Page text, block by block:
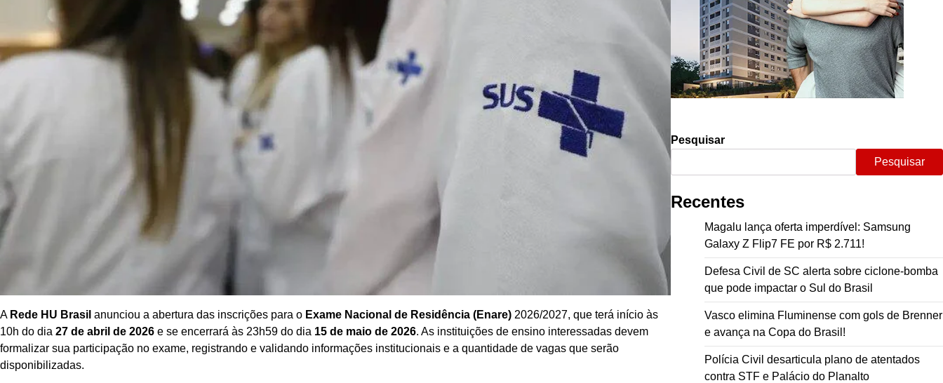
A Rede HU Brasil anunciou a abertura das inscrições para o Exame Nacional de Residência (Enare) 2026/2027, que terá início às
10h do dia 27 de abril de 2026 e se encerrará às 23h59 do dia 15 de maio de 2026. As instituições de ensino interessadas devem
formalizar sua participação no exame, registrando e validando informações institucionais e a quantidade de vagas que serão
disponibilizadas.
Pesquisar
Pesquisar
Recentes
Magalu lança oferta imperdível: Samsung
Galaxy Z Flip7 FE por R$ 2.711!
Defesa Civil de SC alerta sobre ciclone-bomba
que pode impactar o Sul do Brasil
Vasco elimina Fluminense com gols de Brenner
e avança na Copa do Brasil!
Polícia Civil desarticula plano de atentados
contra STF e Palácio do Planalto